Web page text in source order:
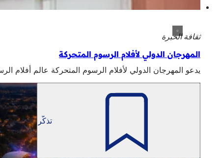
ثقافة الخبرة
المهرجان الدولي لأفلام الرسوم المتحركة
يدعو المهرجان الدولي لأفلام الرسوم المتحركة عالم أفلام
تذكّر